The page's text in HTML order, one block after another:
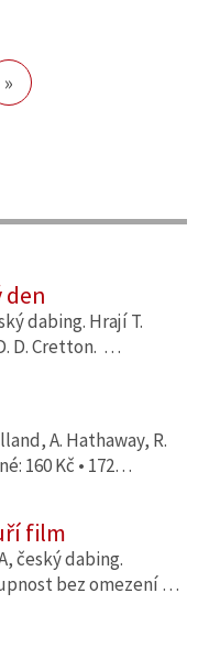
»
den
dabing. Hrají T.
D. Cretton. …
A. Hathaway, R.
160 Kč • 172…
film
český dabing.
bez omezení …